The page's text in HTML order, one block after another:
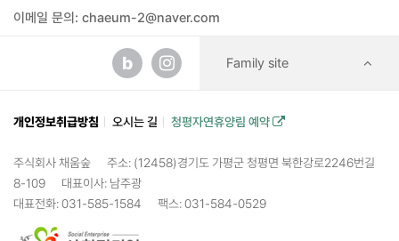
이메일 문의: chaeum-2@naver.com
b Family site
개인정보취급방침 오시는 길 청평자연휴양림 예약
주식회사 채움숲
주소: (12458)경기도 가평군 청평면 북한강로2246번길
8-109
대표이사: 남주광
대표전화: 031-585-1584
팩스: 031-584-0529